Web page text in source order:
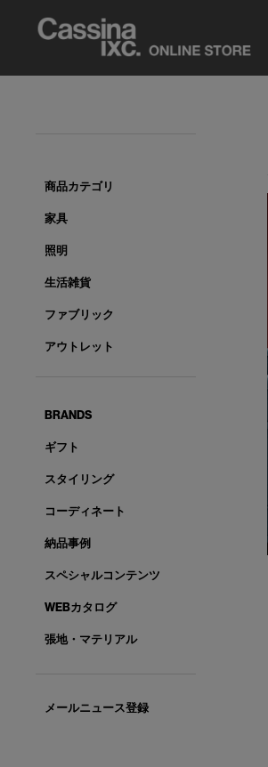
商品カテゴリ
家具
照明
生活雑貨
ファブリック
アウトレット
BRANDS
ギフト
スタイリング
コーディネート
納品事例
スペシャルコンテンツ
WEBカタログ
張地・マテリアル
メールニュース登録